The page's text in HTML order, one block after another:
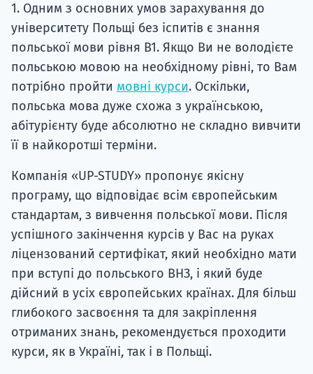
1. Одним з основних умов зарахування до
університету Польщі без іспитів є знання
польської мови рівня В1. Якщо Ви не володієте
польською мовою на необхідному рівні, то Вам
потрібно пройти мовні курси. Оскільки,
польська мова дуже схожа з українською,
абітурієнту буде абсолютно не складно вивчити
її в найкоротші терміни.
Компанія «UP-STUDY» пропонує якісну
програму, що відповідає всім європейським
стандартам, з вивчення польської мови. Після
успішного закінчення курсів у Вас на руках
ліцензований сертифікат, який необхідно мати
при вступі до польського ВНЗ, і який буде
дійсний в усіх європейських країнах. Для більш
глибокого засвоєння та для закріплення
отриманих знань, рекомендується проходити
курси, як в Україні, так і в Польщі.